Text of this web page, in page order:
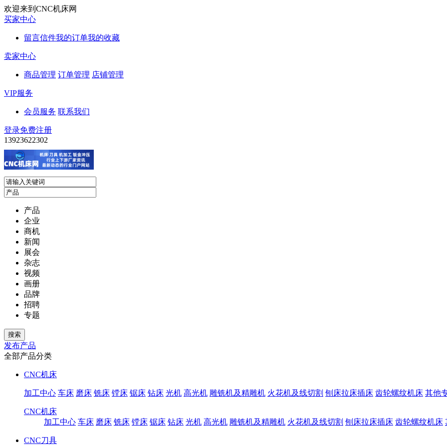
欢迎来到CNC机床网
买家中心
留言信件我的订单我的收藏
卖家中心
商品管理 订单管理 店铺管理
VIP服务
会员服务 联系我们
登录免费注册
13923622302
产品
企业
商机
新闻
展会
杂志
视频
画册
品牌
招聘
专题
发布产品
全部产品分类
CNC机床
加工中心 车床 磨床 铣床 镗床 锯床 钻床 光机 高光机 雕铣机及精雕机 火花机及线切割 刨床拉床插床 齿轮螺纹机床 其他
CNC机床
加工中心 车床 磨床 铣床 镗床 锯床 钻床 光机 高光机 雕铣机及精雕机 火花机及线切割 刨床拉床插床 齿轮螺纹机床
CNC刀具